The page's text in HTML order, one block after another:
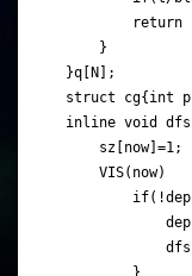
return
    }
}q[N];
struct cg{int
inline void
    sz[now]=1;
    VIS(now)
        }